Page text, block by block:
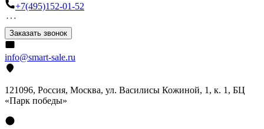
+7(495)152-01-52
Заказать звонок
info@smart-sale.ru
121096, Россия, Москва, ул. Василисы Кожиной, 1, к. 1, БЦ
«Парк победы»